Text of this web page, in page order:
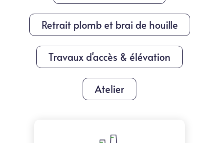
Retrait plomb et brai de houille
Travaux d'accès & élévation
Atelier